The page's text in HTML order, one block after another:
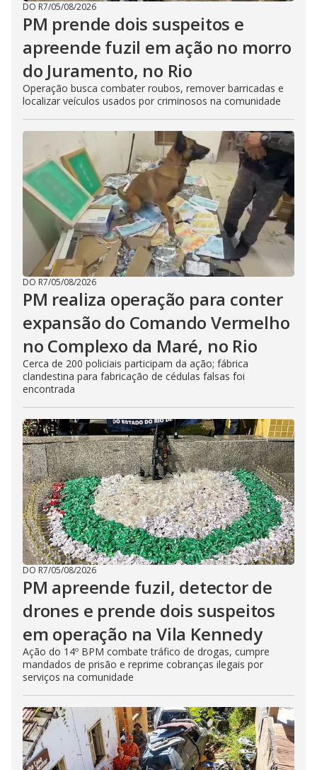
DO R7/05/08/2026
PM prende dois suspeitos e
apreende fuzil em ação no morro
do Juramento, no Rio
Operação busca combater roubos, remover barricadas e
localizar veículos usados por criminosos na comunidade
DO R7/05/08/2026
PM realiza operação para conter
expansão do Comando Vermelho
no Complexo da Maré, no Rio
Cerca de 200 policiais participam da ação; fábrica
clandestina para fabricação de cédulas falsas foi
encontrada
DO R7/05/08/2026
PM apreende fuzil, detector de
drones e prende dois suspeitos
em operação na Vila Kennedy
Ação do 14º BPM combate tráfico de drogas, cumpre
mandados de prisão e reprime cobranças ilegais por
serviços na comunidade